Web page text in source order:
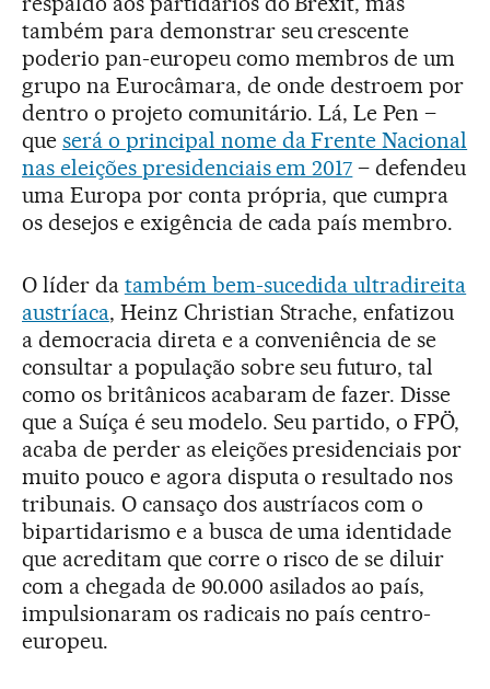
também para demonstrar seu crescente
poderio pan-europeu como membros de um
grupo na Eurocâmara, de onde destroem por
dentro o projeto comunitário. Lá, Le Pen –
que será o principal nome da Frente Nacional
nas eleições presidenciais em 2017 – defendeu
uma Europa por conta própria, que cumpra
os desejos e exigência de cada país membro.
O líder da também bem-sucedida ultradireita
austríaca, Heinz Christian Strache, enfatizou
a democracia direta e a conveniência de se
consultar a população sobre seu futuro, tal
como os britânicos acabaram de fazer. Disse
que a Suíça é seu modelo. Seu partido, o FPÖ,
acaba de perder as eleições presidenciais por
muito pouco e agora disputa o resultado nos
tribunais. O cansaço dos austríacos com o
bipartidarismo e a busca de uma identidade
que acreditam que corre o risco de se diluir
com a chegada de 90.000 asilados ao país,
impulsionaram os radicais no país centro-
europeu.